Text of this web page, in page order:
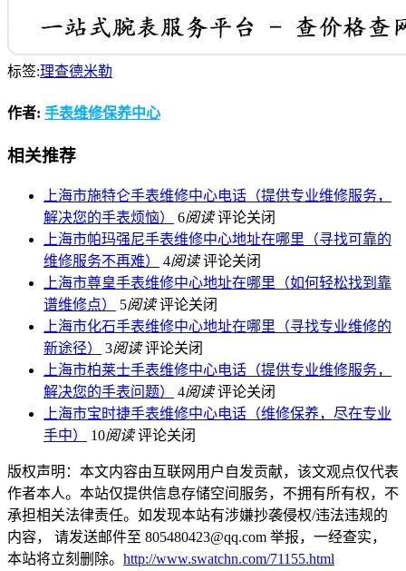
标签:理查德米勒
作者: 手表维修保养中心
相关推荐
上海市施特仑手表维修中心电话（提供专业维修服务，
解决您的手表烦恼）
6阅读 评论关闭
上海市帕玛强尼手表维修中心地址在哪里（寻找可靠的
维修服务不再难）
4阅读 评论关闭
上海市尊皇手表维修中心地址在哪里（如何轻松找到靠
谱维修点）
5阅读 评论关闭
上海市化石手表维修中心地址在哪里（寻找专业维修的
新途径）
3阅读 评论关闭
上海市柏莱士手表维修中心电话（提供专业维修服务，
解决您的手表问题）
4阅读 评论关闭
上海市宝时捷手表维修中心电话（维修保养，尽在专业
手中）
10阅读 评论关闭
版权声明：本文内容由互联网用户自发贡献，该文观点仅代表
作者本人。本站仅提供信息存储空间服务，不拥有所有权，不
承担相关法律责任。如发现本站有涉嫌抄袭侵权/违法违规的
内容， 请发送邮件至 805480423@qq.com 举报，一经查实，
本站将立刻删除。 http://www.swatchn.com/71155.html